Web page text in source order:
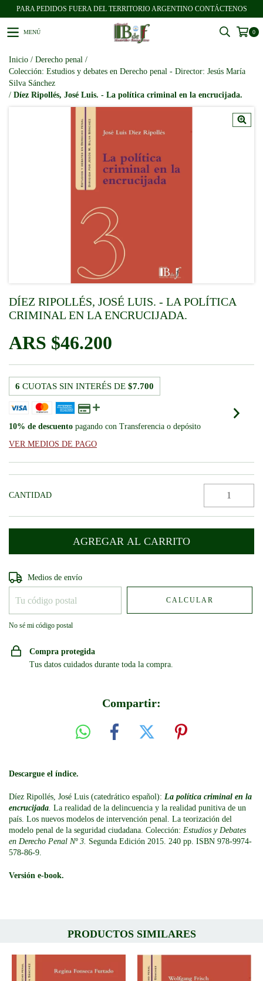
PARA PEDIDOS FUERA DEL TERRITORIO ARGENTINO CONTÁCTENOS
MENÚ 0
Inicio / Derecho penal /
Colección: Estudios y debates en Derecho penal - Director: Jesús María
Silva Sánchez
/ Díez Ripollés, José Luis. - La política criminal en la encrucijada.
DÍEZ RIPOLLÉS, JOSÉ LUIS. - LA POLÍTICA
CRIMINAL EN LA ENCRUCIJADA.
$46.200
6 CUOTAS SIN INTERÉS DE $7.700
10% de descuento pagando con Transferencia o depósito
VER MEDIOS DE PAGO
CANTIDAD
Entregas para el CP:
Medios de envío
CALCULAR
No sé mi código postal
Compra protegida
Tus datos cuidados durante toda la compra.
Compartir:
Descargue el índice.
Díez Ripollés , José Luis (catedrático español): La política criminal en la
encrucijada La realidad de la delincuencia y la realidad punitiva de un
país. Los nuevos modelos de intervención penal. La teorización del
modelo penal de la seguridad ciudadana. Colección: Estudios y Debates
en Derecho Penal Nº 3. Segunda Edición 2015. 240 pp. ISBN 978-9974-
578-86-9.
Versión e-book.
PRODUCTOS SIMILARES